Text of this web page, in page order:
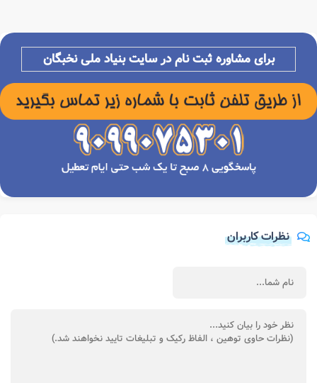
برای مشاوره ثبت نام در سایت بنیاد ملی نخبگان
نظرات کاربران